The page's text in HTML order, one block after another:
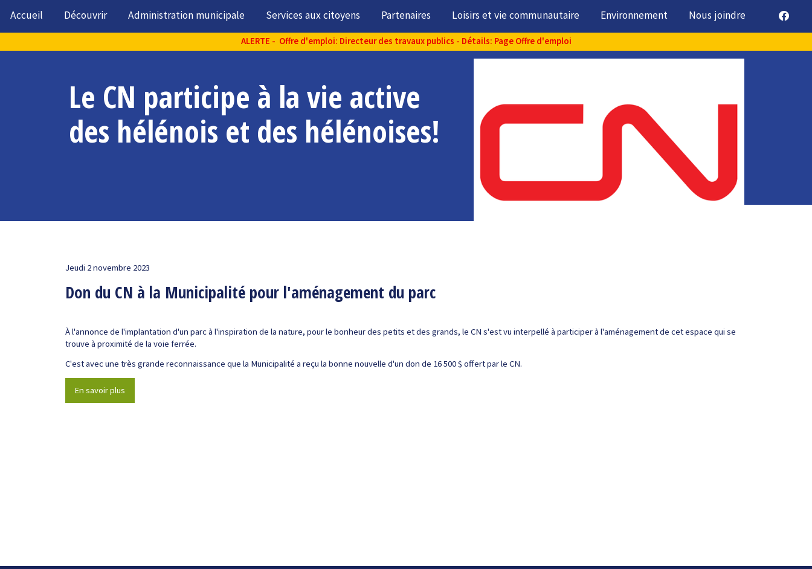
Accueil Découvrir Administration municipale Services aux citoyens Partenaires Loisirs et vie communautaire Environnement Nous joindre
ALERTE - Offre d'emploi: Directeur des travaux publics - Détails: Page Offre d'emploi
Le CN participe à la vie active
des hélénois et des hélénoises!
Jeudi 2 novembre 2023
Don du CN à la Municipalité pour l'aménagement du parc
À l'annonce de l'implantation d'un parc à l'inspiration de la nature, pour le bonheur des petits et des grands, le CN s'est vu interpellé à participer à l'aménagement de cet espace qui se
trouve à proximité de la voie ferrée.
C'est avec une très grande reconnaissance que la Municipalité a reçu la bonne nouvelle d'un don de 16 500 $ offert par le CN.
En savoir plus